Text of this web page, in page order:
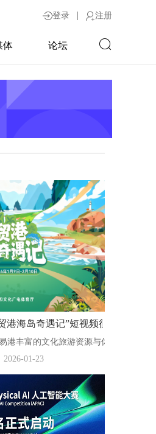
登录 | 注册
体 论坛
港海岛奇遇记”短视频征集活动
2026-01-23